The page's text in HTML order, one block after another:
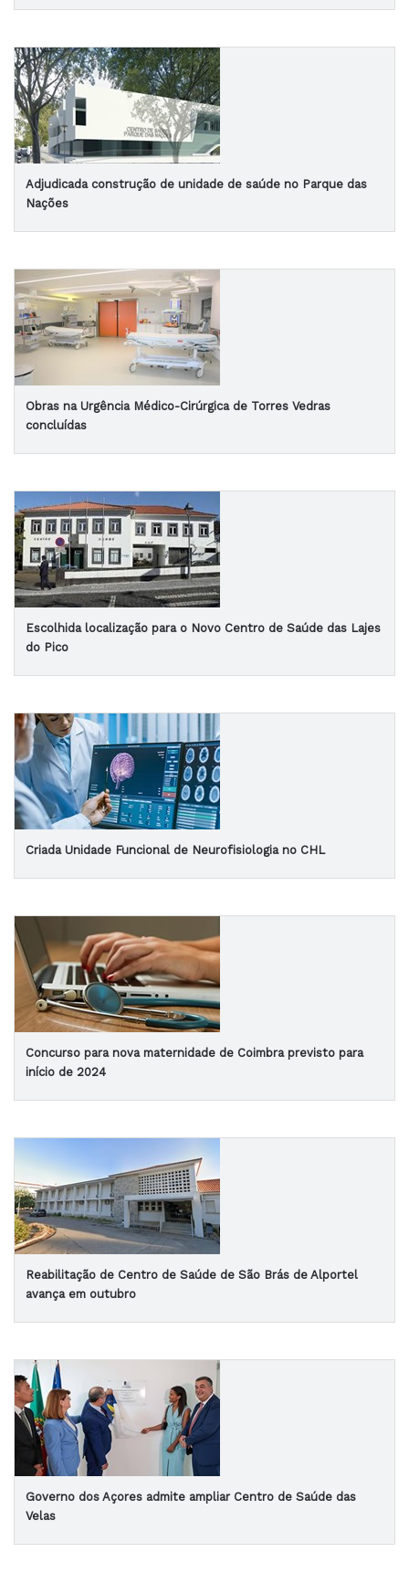
Adjudicada construção de unidade de saúde no Parque das
Nações
Obras na Urgência Médico-Cirúrgica de Torres Vedras
concluídas
Escolhida localização para o Novo Centro de Saúde das Lajes
do Pico
Criada Unidade Funcional de Neurofisiologia no CHL
Concurso para nova maternidade de Coimbra previsto para
início de 2024
Reabilitação de Centro de Saúde de São Brás de Alportel
avança em outubro
Governo dos Açores admite ampliar Centro de Saúde das
Velas